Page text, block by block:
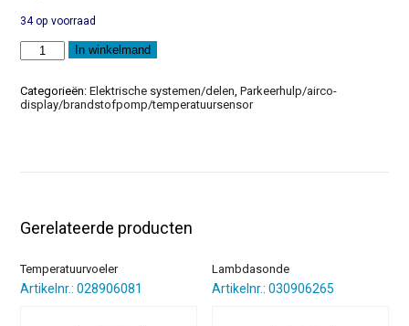
was:
€4,20.
is:
€2,94.
34 op voorraad
aantal
In winkelmand
Categorieën:Elektrische systemen/delen,Parkeerhulp/airco-
display/brandstofpomp/temperatuursensor
Gerelateerde producten
Temperatuurvoeler
Artikelnr.: 028906081
Lambdasonde
Artikelnr.: 030906265